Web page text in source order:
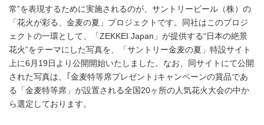
常”を表現するために実施されるのが、サントリービール（株）の
「花火が彩る、金麦の夏」プロジェクトです。同社はこのプロジ
ェクトの一環として、「ZEKKEI Japan」が提供する“日本の絶景
花火”をテーマにした写真を、「サントリー金麦の夏」特設サイト
上に6月19日より公開開始いたしました。なお、同サイトにて公開
された写真は、｢金麦特等席プレゼント｣キャンペーンの賞品であ
る「金麦特等席」が設置される全国20ヶ所の人気花火大会の中か
ら選定しております。